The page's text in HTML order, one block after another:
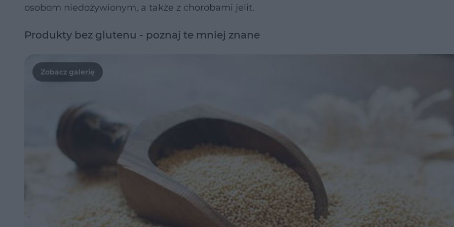
osobom niedożywionym, a także z chorobami jelit.
Produkty bez glutenu - poznaj te mniej znane